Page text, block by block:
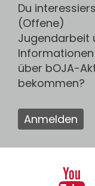
Du
(Offene)
Jugendarbeit
Informationen
über bOJA-
bekommen?
Anmelden